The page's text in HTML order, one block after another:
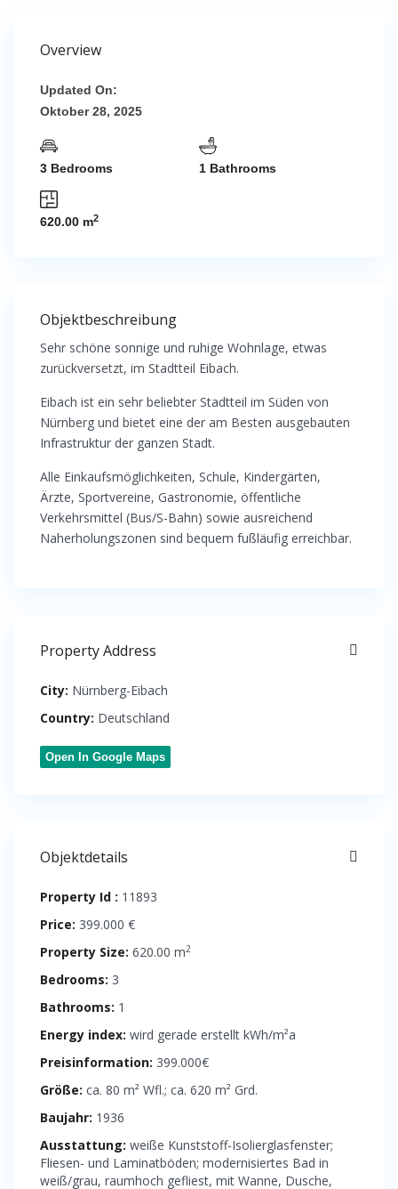
Overview
Updated On:
Oktober 28, 2025
3 Bedrooms 1 Bathrooms
620.00 m2
Objektbeschreibung
Sehr schöne sonnige und ruhige Wohnlage, etwas
zurückversetzt, im Stadtteil Eibach.
Eibach ist ein sehr beliebter Stadtteil im Süden von
Nürnberg und bietet eine der am Besten ausgebauten
Infrastruktur der ganzen Stadt.
Alle Einkaufsmöglichkeiten, Schule, Kindergärten,
Ärzte, Sportvereine, Gastronomie, öffentliche
Verkehrsmittel (Bus/S-Bahn) sowie ausreichend
Naherholungszonen sind bequem fußläufig erreichbar.
Property Address
City: Nürnberg-Eibach
Country: Deutschland
Open In Google Maps
Objektdetails
Property Id : 11893
Price: 399.000 €
Property Size: 620.00 m2
Bedrooms: 3
Bathrooms: 1
Energy index: wird gerade erstellt kWh/m²a
Preisinformation: 399.000€
Größe: ca. 80 m² Wfl.; ca. 620 m² Grd.
Baujahr: 1936
Ausstattung: weiße Kunststoff-Isolierglasfenster;
Fliesen- und Laminatböden; modernisiertes Bad in
weiß/grau, raumhoch gefliest, mit Wanne, Dusche,